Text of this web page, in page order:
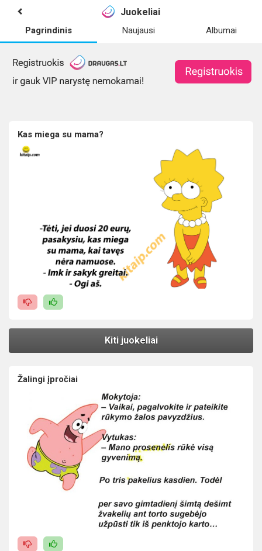
Juokeliai
Pagrindinis Naujausi Albumai
Kas miega su mama?
Kiti juokeliai
Žalingi įpročiai